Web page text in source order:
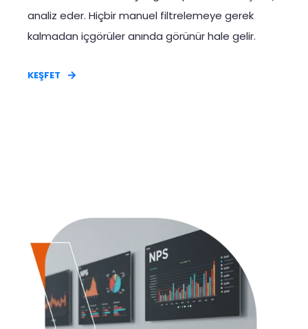
analiz eder. Hiçbir manuel filtrelemeye gerek
kalmadan içgörüler anında görünür hale gelir.
KEŞFET